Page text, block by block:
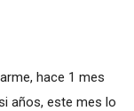
hace 1 mes
años, este mes lo